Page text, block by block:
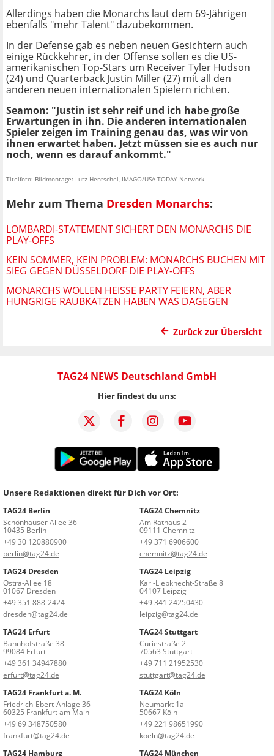
Allerdings haben die Monarchs laut dem 69-Jährigen
ebenfalls "mehr Talent" dazubekommen.
In der Defense gab es neben neuen Gesichtern auch
einige Rückkehrer, in der Offense sollen es die US-
amerikanischen Top-Stars um Receiver Tyler Hudson
(24) und Quarterback Justin Miller (27) mit all den
anderen neuen internationalen Spielern richten.
Seamon: "Justin ist sehr reif und ich habe große
Erwartungen in ihn. Die anderen internationalen
Spieler zeigen im Training genau das, was wir von
ihnen erwartet haben. Jetzt müssen sie es auch nur
noch, wenn es darauf ankommt."
Titelfoto: Bildmontage: Lutz Hentschel, IMAGO/USA TODAY Network
Mehr zum Thema Dresden Monarchs:
LOMBARDI-STATEMENT SICHERT DEN MONARCHS DIE
PLAY-OFFS
KEIN SOMMER, KEIN PROBLEM: MONARCHS BUCHEN MIT
SIEG GEGEN DÜSSELDORF DIE PLAY-OFFS
MONARCHS WOLLEN HEISSE PARTY FEIERN, ABER H
UNGRIGE RAUBKATZEN HABEN WAS DAGEGEN
Zurück zur Übersicht
TAG24 NEWS Deutschland GmbH
Hier findest du uns:
Unsere Redaktionen direkt für Dich vor Ort:
TAG24 Berlin
Schönhauser Allee 36
10435 Berlin
+49 30 120880900
berlin@tag24.de
TAG24 Chemnitz
Am Rathaus 2
09111 Chemnitz
+49 371 6906600
chemnitz@tag24.de
TAG24 Dresden
Ostra-Allee 18
01067 Dresden
+49 351 888-2424
dresden@tag24.de
TAG24 Leipzig
Karl-Liebknecht-Straße 8
04107 Leipzig
+49 341 24250430
leipzig@tag24.de
TAG24 Erfurt
Bahnhofstraße 38
99084 Erfurt
+49 361 34947880
erfurt@tag24.de
TAG24 Stuttgart
Curiestraße 2
70563 Stuttgart
+49 711 21952530
stuttgart@tag24.de
TAG24 Frankfurt a. M.
Friedrich-Ebert-Anlage 36
60325 Frankfurt am Main
+49 69 348750580
frankfurt@tag24.de
TAG24 Köln
Neumarkt 1a
50667 Köln
+49 221 98651990
koeln@tag24.de
TAG24 Hamburg
TAG24 München